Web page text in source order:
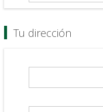
Tu dirección